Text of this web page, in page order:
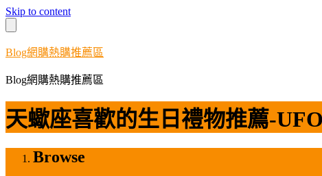
Skip to content
Blog網購熱購推薦區
Blog網購熱購推薦區
天蠍座喜歡的生日禮物推薦-
Browse